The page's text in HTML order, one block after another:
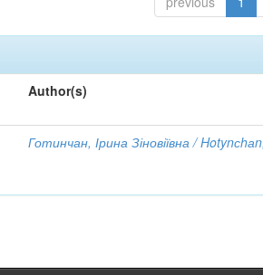
Author(s)
Готинчан, Ірина Зіновіївна /